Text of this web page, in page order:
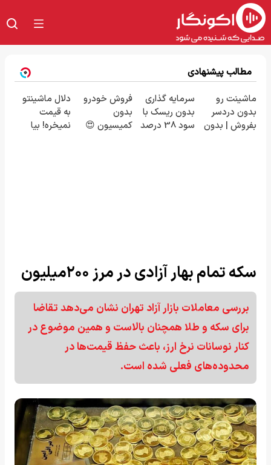
مطالب پیشنهادی
ماشینت رو
بدون دردسر
بفروش | بدون
سرمایه گذاری
بدون ریسک با
سود 38 درصد
فروش خودرو
بدون
کمیسیون 😍
دلال ماشینتو
به قیمت
نمیخره! بیا
سکه تمام بهار آزادی در مرز ۲۰۰میلیون
بررسی معاملات بازار آزاد تهران نشان می‌دهد تقاضا
برای سکه و طلا همچنان بالاست و همین موضوع در
کنار نوسانات نرخ ارز، باعث حفظ قیمت‌ها در
محدوده‌های فعلی شده است.